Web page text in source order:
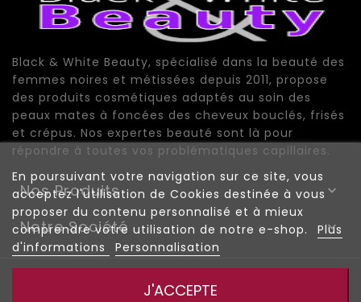
Black & White Beauty, spécialisé dans la beauté des
femmes noires et métissées depuis 2011, propose
des produits cosmétiques adaptés au soin des
peaux mates à foncées des cheveux bouclés, frisés
et crépus. Nos expertes beauté sont là pour
répondre à toutes vos problématiques capillaires.
Nos Produits 
Notre Société 
En poursuivant votre navigation sur ce site, vous
acceptez l'utilisation de Cookies destinée à vous
proposer du contenu personnalisé et à mieux
comprendre votre utilisation de notre e-shop.
Plus
d'informations
Personnalisation
J'ACCEPTE
Conditions de vente|Plan du site